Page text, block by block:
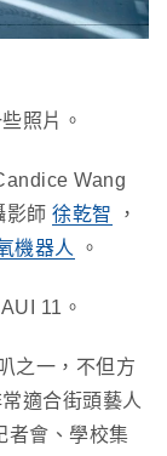
照片。
Wang
影師 徐乾智 ，
機器人 。
11。
之一，不但方
適合街頭藝人
者會、學校集